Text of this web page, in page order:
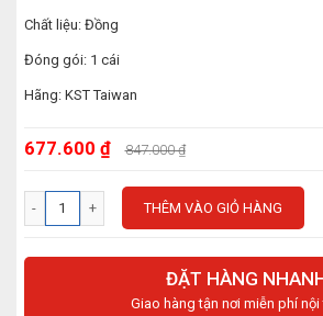
Chất liệu: Đồng
Đóng gói: 1 cái
Hãng: KST Taiwan
677.600 ₫ 847.000 ₫
THÊM VÀO GIỎ HÀNG
ĐẶT HÀNG
Giao hàng tận nơi miễn phí nội